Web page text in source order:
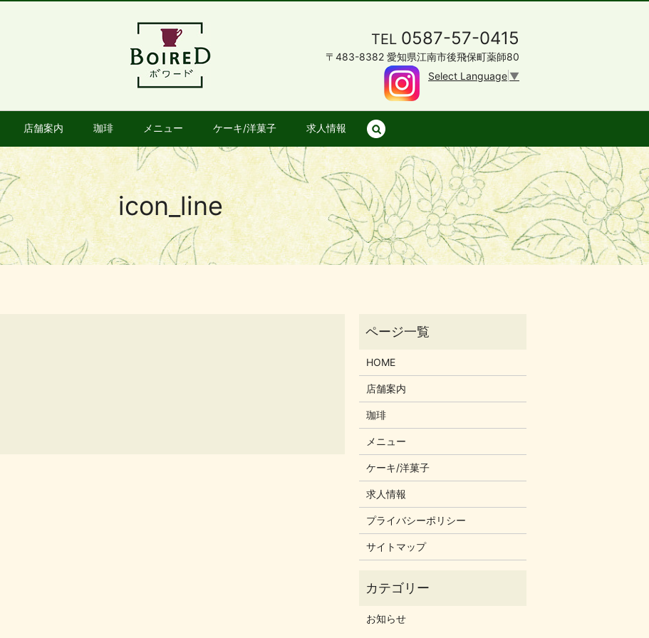
店舗案内 珈琲 メニュー ケーキ/洋菓子 求人情報 search
TEL 0587-57-0415
〒483-8382 愛知県江南市後飛保町薬師80
Select Language ▼
icon_line
HOME
店舗案内
珈琲
メニュー
ケーキ/洋菓子
求人情報
プライバシーポリシー
サイトマップ
お知らせ